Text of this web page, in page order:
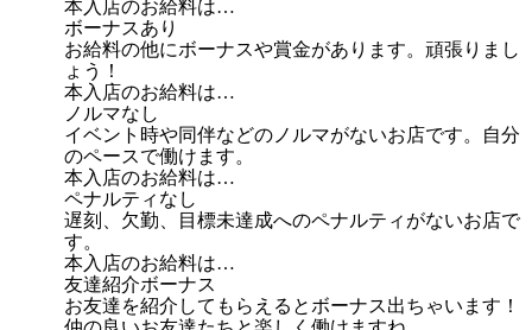
本入店のお給料は…
ボーナスあり
お給料の他にボーナスや賞金があります。頑張りまし
ょう！
本入店のお給料は…
ノルマなし
イベント時や同伴などのノルマがないお店です。自分
のペースで働けます。
本入店のお給料は…
ペナルティなし
遅刻、欠勤、目標未達成へのペナルティがないお店で
す。
本入店のお給料は…
友達紹介ボーナス
お友達を紹介してもらえるとボーナス出ちゃいます！